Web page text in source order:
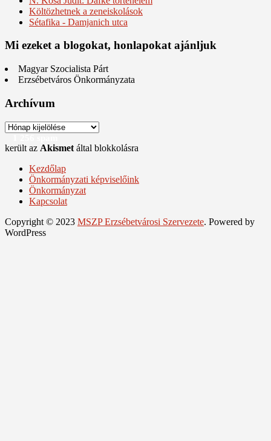
Költözhetnek a zeneiskolások
Sétafika - Damjanich utca
Mi ezeket a blogokat, honlapokat ajánljuk
Magyar Szocialista Párt
Erzsébetváros Önkormányzata
Archívum
Archívum
került az Akismet által blokkolásra
Kezdőlap
Önkormányzati képviselőink
Önkormányzat
Kapcsolat
Copyright © 2023 MSZP Erzsébetvárosi Szervezete. Powered by
WordPress